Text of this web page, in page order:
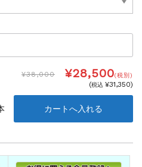
¥38,000 ¥28,500(税別)
(税込 ¥31,350)